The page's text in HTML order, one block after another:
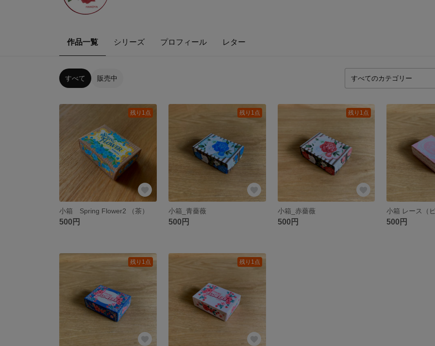
作品一覧 シリーズ プロフィール レター
すべて 販売中
残り1点
小箱 Spring Flower2 （茶）
500円
残り1点
小箱_青薔薇
500円
残り1点
小箱_赤薔薇
500円
小箱 レース（
500円
残り1点 残り1点